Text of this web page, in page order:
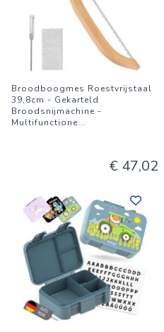
Broodboogmes Roestvrijstaal
39,8cm - Gekarteld
Broodsnijmachine -
Multifunctione...
€ 47,02